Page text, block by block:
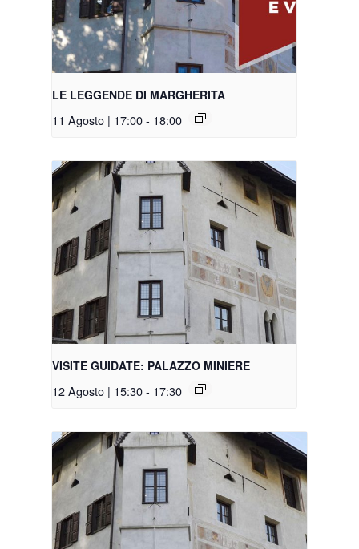
LE LEGGENDE DI MARGHERITA
11 Agosto | 17:00- 18:00
VISITE GUIDATE: PALAZZO MINIERE
12 Agosto | 15:30- 17:30